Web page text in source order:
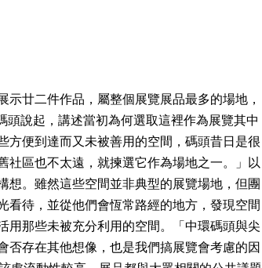
廿二件作品，屬整個展覽展品最多的場地，
說起，講述當初為何選取這裡作為展覽其中
方便到達而又未被善用的空間，碼頭昔日是很
社區也不太遠，就揀選它作為場地之一。」以
想。雖然這些空間並非典型的展覽場地，但團
看待，並從他們會恆常路經的地方，發現空間
那些未被充分利用的空間。「中環碼頭與尖
存在其他想像，也是我們搞展覽會考慮的因